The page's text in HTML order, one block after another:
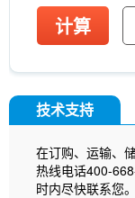
计算
技术支持
在订购、运输、
热线电话400-
时内尽快联系您。